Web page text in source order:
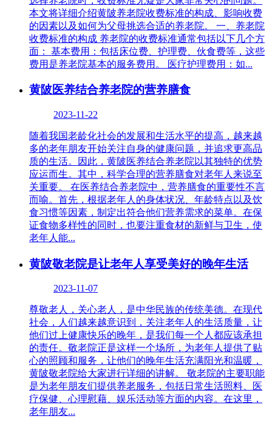
本文将详细介绍黄陂养老院收费标准的构成、影响收费
的因素以及如何为父母挑选合适的养老院。 一、养老院
收费标准的构成 养老院的收费标准通常包括以下几个方
面： 基本费用：包括床位费、护理费、伙食费等，这些
费用是养老院基本的服务费用。 医疗护理费用：如...
黄陂医养结合养老院的营养膳食
2023-11-22
随着我国老龄化社会的发展和生活水平的提高，越来越
多的老年朋友开始关注自身的健康问题，并追求更高品
质的生活。因此，黄陂医养结合养老院以其独特的优势
应运而生。其中，科学合理的营养膳食对老年人来说至
关重要。 在医养结合养老院中，营养膳食的重要性不言
而喻。首先，根据老年人的身体状况、年龄特点以及饮
食习惯等因素，制定出符合他们营养需求的菜单。在保
证食物多样性的同时，也要注重食材的新鲜与卫生，使
老年人能...
黄陂敬老院是让老年人享受美好的晚年生活
2023-11-07
尊敬老人，关心老人，是中华民族的传统美德。在现代
社会，人们越来越意识到，关注老年人的生活质量，让
他们过上健康快乐的晚年，是我们每一个人都应该承担
的责任。敬老院正是这样一个场所，为老年人提供了贴
心的照顾和服务，让他们的晚年生活充满阳光和温暖，
黄陂敬老院给大家进行详细的讲解。 敬老院的主要职能
是为老年朋友们提供养老服务，包括日常生活照料、医
疗保健、心理慰藉、娱乐活动等方面的内容。在这里，
老年朋友...